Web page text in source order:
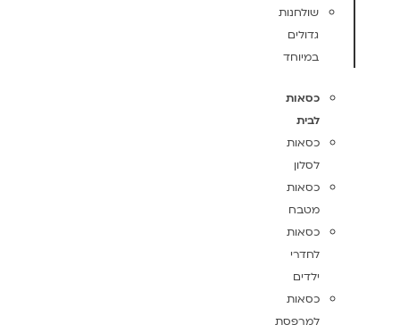
שולחנות
גדולים
במיוחד
כסאות
לבית
כסאות
לסלון
כסאות
מטבח
כסאות
לחדרי
ילדים
כסאות
למרפסת